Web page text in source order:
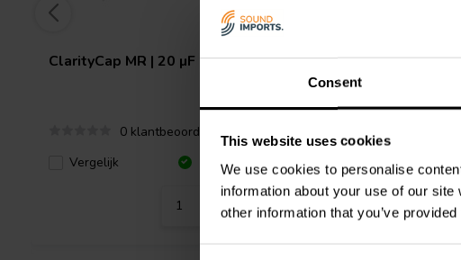
Consent
This website uses cookies
We use cookies to personalise
information about your use of our
other information that you’ve
ClarityCap MR | 20 µF | 3% | 400 V
0 klantbeoordelingen
Vergelijk
10 Op voorraad
ClarityCapMR |
Vergelijk